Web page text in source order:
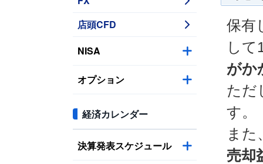
店頭CFD
NISA
オプション
経済カレンダー
決算発表スケジュール
保有
して
がか
ただ
す。
また
売却